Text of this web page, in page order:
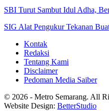
SBI Turut Sambut Idul Adha,
SIG Alat Pengukur Tekanan
Kontak
Redaksi
Tentang Kami
Disclaimer
Pedoman Media Saiber
© 2026 - Metro Semarang. All
Website Design: BetterStudio